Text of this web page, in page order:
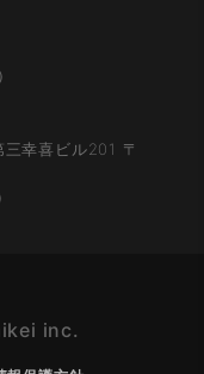
幸喜ビル201 〒
inc.